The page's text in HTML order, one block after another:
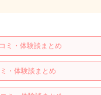
ミ・体験談まとめ
・体験談まとめ